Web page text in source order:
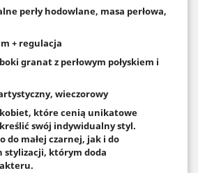
perły hodowlane, masa perłowa,
+ regulacja
granat z perłowym połyskiem i
wieczorowy
które cenią unikatowe
swój indywidualny styl.
do małej czarnej, jak i do
stylizacji, którym doda